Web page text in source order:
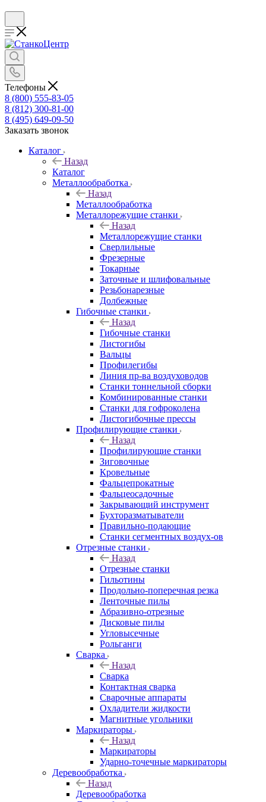
Телефоны
8 (800) 555-83-05
8 (812) 300-81-00
8 (495) 649-09-50
Заказать звонок
Каталог
Назад
Каталог
Металлообработка
Назад
Металлообработка
Металлорежущие станки
Назад
Металлорежущие станки
Сверлильные
Фрезерные
Токарные
Заточные и шлифовальные
Резьбонарезные
Долбежные
Гибочные станки
Назад
Гибочные станки
Листогибы
Вальцы
Профилегибы
Линия пр-ва воздуховодов
Станки тоннельной сборки
Комбинированные станки
Станки для гофроколена
Листогибочные прессы
Профилирующие станки
Назад
Профилирующие станки
Зиговочные
Кровельные
Фальцепрокатные
Фальцеосадочные
Закрывающий инструмент
Бухторазматыватели
Правильно-подающие
Станки сегментных воздух-ов
Отрезные станки
Назад
Отрезные станки
Гильотины
Продольно-поперечная резка
Ленточные пилы
Абразивно-отрезные
Дисковые пилы
Угловысечные
Рольганги
Сварка
Назад
Сварка
Контактная сварка
Сварочные аппараты
Охладители жидкости
Магнитные угольники
Маркираторы
Назад
Маркираторы
Ударно-точечные маркираторы
Деревообработка
Назад
Деревообработка